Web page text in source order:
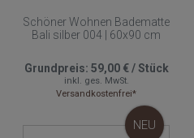
Schöner Wohnen Badematte
Bali silber 004 | 60x90 cm
Grundpreis: 59,00 €/Stück
inkl. ges. MwSt.
Versandkostenfrei*
NEU